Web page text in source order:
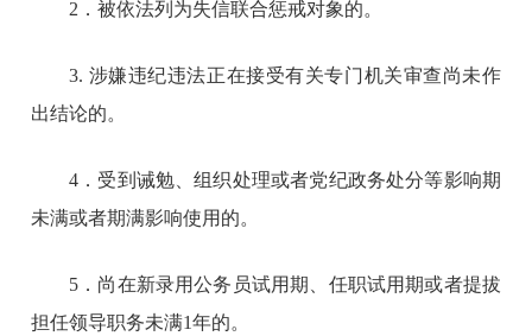
2．被依法列为失信联合惩戒对象的。
3. 涉嫌违纪违法正在接受有关专门机关审查尚未作
出结论的。
4．受到诫勉、组织处理或者党纪政务处分等影响期
未满或者期满影响使用的。
5．尚在新录用公务员试用期、任职试用期或者提拔
担任领导职务未满1年的。